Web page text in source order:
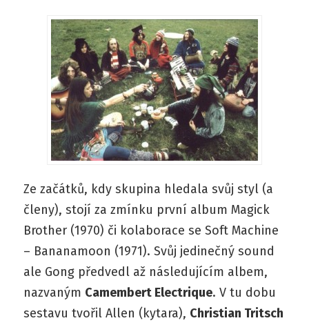
Ze začátků, kdy skupina hledala svůj styl (a
členy), stojí za zmínku první album Magick
Brother (1970) či kolaborace se Soft Machine
– Bananamoon (1971). Svůj jedinečný sound
ale Gong předvedl až následujícím albem,
nazvaným Camembert Electrique. V tu dobu
sestavu tvořil Allen (kytara), Christian Tritsch